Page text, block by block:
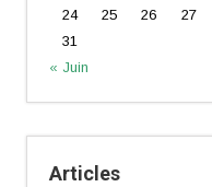
24
25 26 27
31
« Juin
Articles